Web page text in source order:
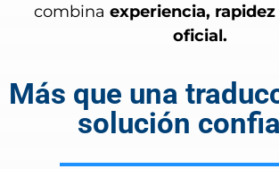
combina experiencia,
oficial.
Más que una
solución